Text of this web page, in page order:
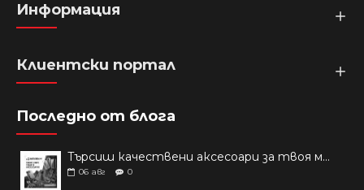
Информация
Клиентски портал
Последно от блога
Търсиш качествени аксесоари за твоя модел? Как правилно да защитим новия си смартфон: Ръководство за аксесоари през 2026 г.
06 авг 0